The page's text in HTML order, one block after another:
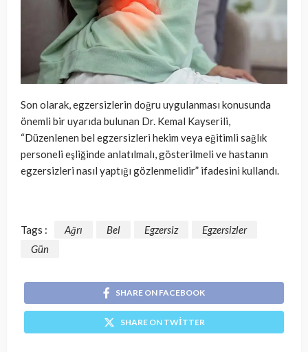
Son olarak, egzersizlerin doğru uygulanması konusunda
önemli bir uyarıda bulunan Dr. Kemal Kayserili,
“Düzenlenen bel egzersizleri hekim veya eğitimli sağlık
personeli eşliğinde anlatılmalı, gösterilmeli ve hastanın
egzersizleri nasıl yaptığı gözlenmelidir” ifadesini kullandı.
Tags : Ağrı Bel Egzersiz
Egzersizler
Gün
SHARE ON FACEBOOK
SHARE ON TWITTER